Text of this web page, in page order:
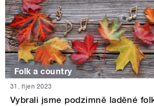
Folk a country
31. říjen 2023
Vybrali jsme podzimně laděné